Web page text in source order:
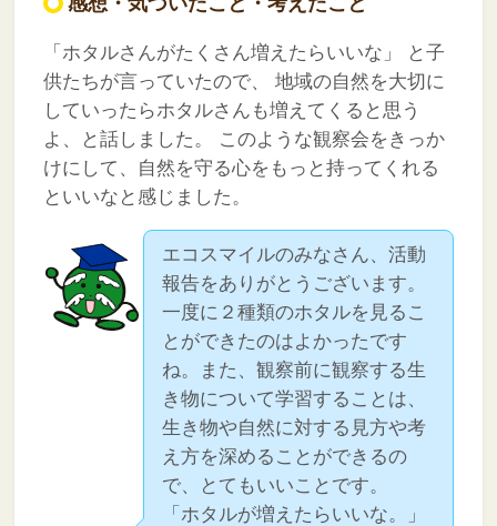
「ホタルさんがたくさん増えたらいいな」
と子
供たちが言っていたので、
地域の自然を大切に
していったらホタルさんも増えてくると思う
よ、と話しました。
このような観察会をきっか
けにして、自然を守る心をもっと持ってくれる
といいなと感じました。
エコスマイルのみなさん、活動
報告をありがとうございます。
一度に２種類のホタルを見るこ
とができたのはよかったです
ね。また、観察前に観察する生
き物について学習することは、
生き物や自然に対する見方や考
え方を深めることができるの
で、とてもいいことです。
「ホタルが増えたらいいな。」